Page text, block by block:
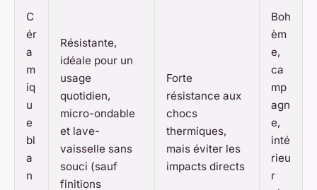
C
ér
a
m
iq
u
e
bl
a
n
Résistante,
idéale pour un
usage
quotidien,
micro-ondable
et lave-
vaisselle sans
souci (sauf
finitions
Forte
résistance aux
chocs
thermiques,
mais éviter les
impacts directs
Boh
èm
e,
ca
mp
agn
e,
inté
rieu
r